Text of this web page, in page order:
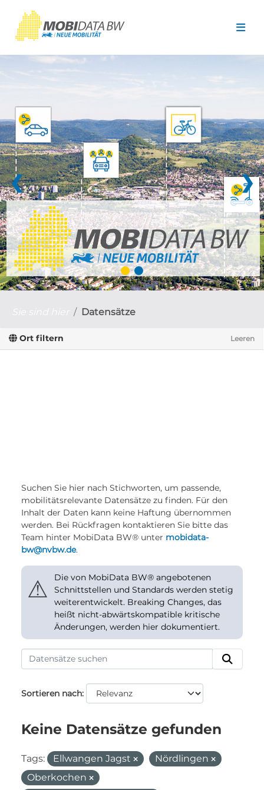
❮ ❯
Datensätze
Ort filtern Leeren
Suchen Sie hier nach Stichworten, um passende,
mobilitätsrelevante Datensätze zu finden. Für den
Inhalt der Daten kann keine Haftung übernommen
werden. Bei Rückfragen kontaktieren Sie bitte das
Team hinter MobiData BW® unter mobidata-
bw@nvbw.de.
⚠
Die von MobiData BW® angebotenen
Schnittstellen und Standards werden stetig
weiterentwickelt. Breaking Changes, das
heißt nicht-abwärtskompatible kritische
Änderungen, werden hier dokumentiert.
Sortieren nach
Keine Datensätze gefunden
Tags: Ellwangen Jagst
Nördlingen
Oberkochen